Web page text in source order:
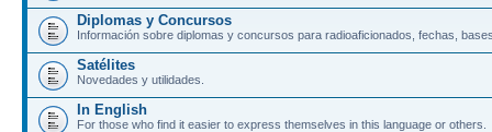
Diplomas y Concursos
Información sobre diplomas y concursos para radioaficionados, fechas,
Satélites
Novedades y utilidades.
In English
For those who find it easier to express themselves in this language or others.